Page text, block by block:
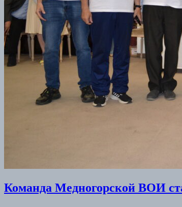
Команда Медногорской ВОИ